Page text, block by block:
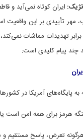
ایران کوتاه نمی‌آید و
تأییدی بر این واقعیت
تهدیدات مماشات
چند پیام کلیدی است:
پایگاه‌های آمریکا در
هرمز برای همه امن است
تعرض، پاسخ مستقیم و